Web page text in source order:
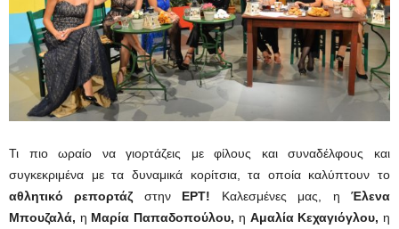
Τι πιο ωραίο να γιορτάζεις με φίλους και συναδέλφους και
συγκεκριμένα με τα δυναμικά κορίτσια, τα οποία καλύπτουν το
αθλητικό ρεπορτάζ στην ΕΡΤ! Καλεσμένες μας, ηΈλενα
Μπουζαλά, η Μαρία Παπαδοπούλου, η Αμαλία Κεχαγιόγλου, η